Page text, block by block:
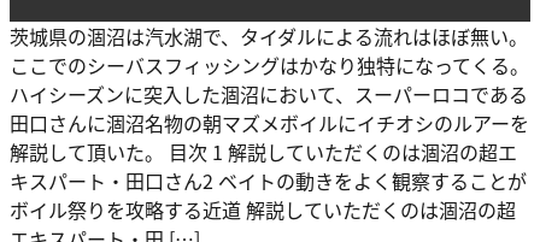
茨城県の涸沼は汽水湖で、タイダルによる流れはほぼ無い。
ここでのシーバスフィッシングはかなり独特になってくる。
ハイシーズンに突入した涸沼において、スーパーロコである
田口さんに涸沼名物の朝マズメボイルにイチオシのルアーを
解説して頂いた。 目次 1 解説していただくのは涸沼の超エ
キスパート・田口さん2 ベイトの動きをよく観察することが
ボイル祭りを攻略する近道 解説していただくのは涸沼の超